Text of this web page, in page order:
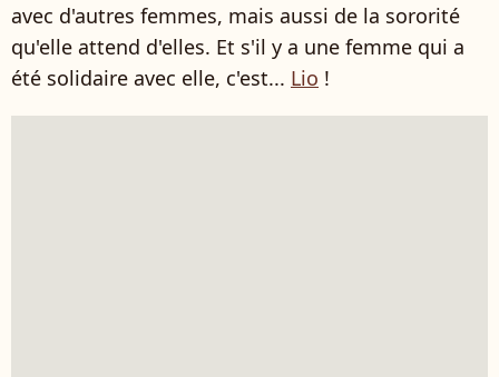
avec d'autres femmes, mais aussi de la sororité
qu'elle attend d'elles. Et s'il y a une femme qui a
été solidaire avec elle, c'est... Lio !